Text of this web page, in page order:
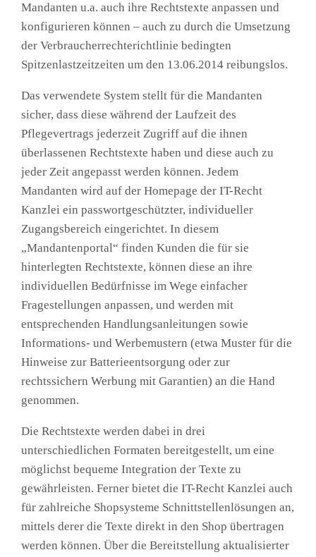
Mandanten u.a. auch ihre Rechtstexte anpassen und
konfigurieren können – auch zu durch die Umsetzung
der Verbraucherrechterichtlinie bedingten
Spitzenlastzeitzeiten um den 13.06.2014 reibungslos.
Das verwendete System stellt für die Mandanten
sicher, dass diese während der Laufzeit des
Pflegevertrags jederzeit Zugriff auf die ihnen
überlassenen Rechtstexte haben und diese auch zu
jeder Zeit angepasst werden können. Jedem
Mandanten wird auf der Homepage der IT-Recht
Kanzlei ein passwortgeschützter, individueller
Zugangsbereich eingerichtet. In diesem
„Mandantenportal“ finden Kunden die für sie
hinterlegten Rechtstexte, können diese an ihre
individuellen Bedürfnisse im Wege einfacher
Fragestellungen anpassen, und werden mit
entsprechenden Handlungsanleitungen sowie
Informations- und Werbemustern (etwa Muster für die
Hinweise zur Batterieentsorgung oder zur
rechtssichern Werbung mit Garantien) an die Hand
genommen.
Die Rechtstexte werden dabei in drei
unterschiedlichen Formaten bereitgestellt, um eine
möglichst bequeme Integration der Texte zu
gewährleisten. Ferner bietet die IT-Recht Kanzlei auch
für zahlreiche Shopsysteme Schnittstellenlösungen an,
mittels derer die Texte direkt in den Shop übertragen
werden können. Über die Bereitstellung aktualisierter